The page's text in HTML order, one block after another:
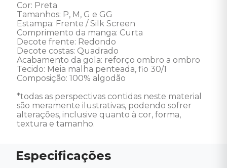
Cor: Preta
Tamanhos: P, M, G e GG
Estampa: Frente / Silk Screen
Comprimento da manga: Curta
Decote frente: Redondo
Decote costas: Quadrado
Acabamento da gola: reforço ombro a ombro
Tecido: Meia malha penteada, fio 30/1
Composição: 100% algodão
*todas as perspectivas contidas neste material
são meramente ilustrativas, podendo sofrer
alterações, inclusive quanto à cor, forma,
textura e tamanho.